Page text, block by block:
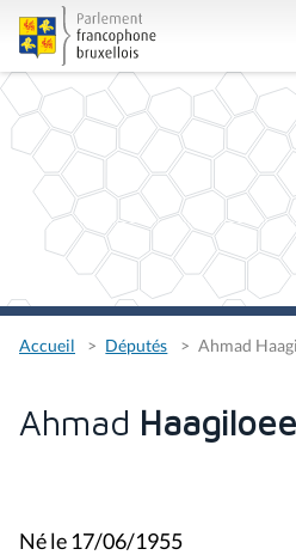
Accueil Députés Ahmad
Ahmad Haagiloee
Né le 17/06/1955